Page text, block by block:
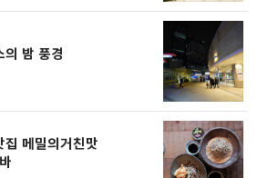
의 밤 풍경
메밀의거친맛